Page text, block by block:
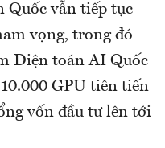
Quốc vẫn tiếp tục
vọng, trong đó
Điện toán AI Quốc
GPU tiên tiến
vốn đầu tư lên tới